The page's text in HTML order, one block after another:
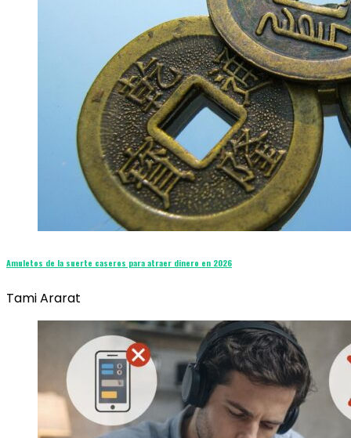
Amuletos de la suerte caseros para atraer dinero en 2026
Tami Ararat